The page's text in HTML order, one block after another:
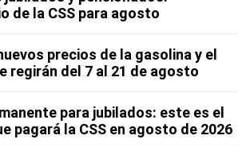
de la CSS para agosto
precios de la gasolina y el
regirán del 7 al 21 de agosto
para jubilados: este es el
pagará la CSS en agosto de 2026